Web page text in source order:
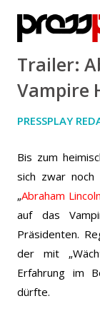
Trailer:
Vampire
PRESSPLAY
Bis zum
sich zwar
„Abraham
auf das
Präsidenten.
der mit
Erfahrung im
dürfte.